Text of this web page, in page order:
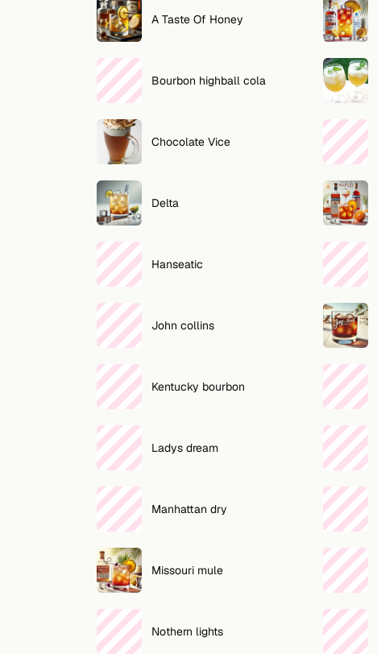
A Taste Of Honey
Bourbon highball cola
Chocolate Vice
Delta
Hanseatic
John collins
Kentucky bourbon
Ladys dream
Manhattan dry
Missouri mule
Nothern lights